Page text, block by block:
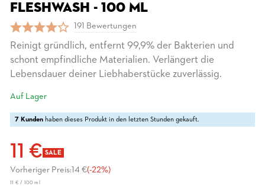
FLESHWASH - 100 ML
191 Bewertungen
Reinigt gründlich, entfernt 99,9% der Bakterien und
schont empfindliche Materialien. Verlängert die
Lebensdauer deiner Liebhaberstücke zuverlässig.
Auf Lager
7 Kunden haben dieses Produkt in den letzten Stunden gekauft.
11 € SALE
Vorheriger Preis:14 €(-22%)
11 € / 100 ml